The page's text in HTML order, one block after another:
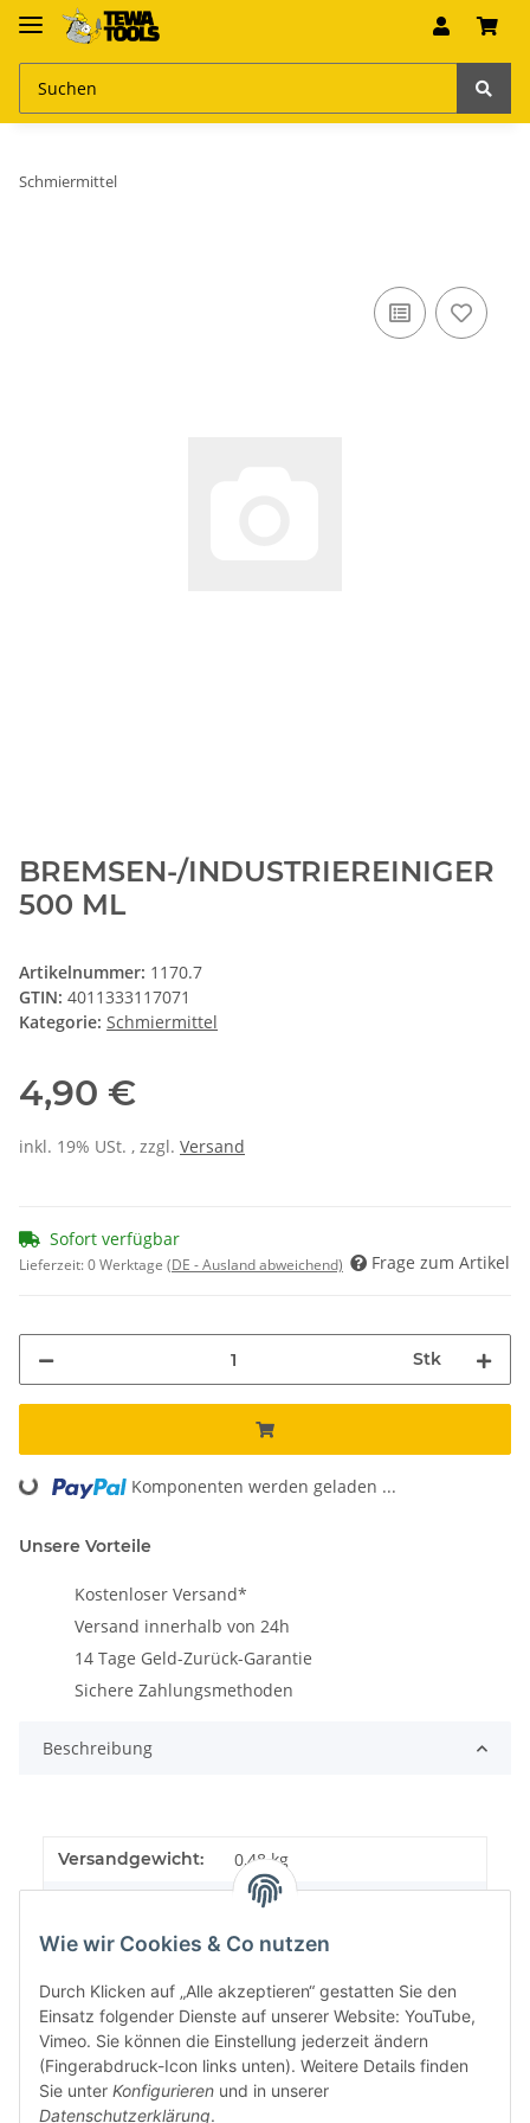
Schmiermittel
BREMSEN-/INDUSTRIEREINIGER
500 ML
Artikelnummer: 1170.7
GTIN: 4011333117071
Kategorie: Schmiermittel
4,90 €
inkl. 19% USt. , zzgl. Versand
Sofort verfügbar
Lieferzeit:0 Werktage (DE - Ausland abweichend) Frage zum Artikel
Stk
Loading... Komponenten werden geladen ...
Unsere Vorteile
Kostenloser Versand*
Versand innerhalb von 24h
14 Tage Geld-Zurück-Garantie
Sichere Zahlungsmethoden
Beschreibung
Versandgewicht: 0,48 kg
0,48 kg
Wie wir Cookies & Co nutzen
Durch Klicken auf „Alle akzeptieren“ gestatten Sie den
Einsatz folgender Dienste auf unserer Website: YouTube,
Vimeo. Sie können die Einstellung jederzeit ändern
(Fingerabdruck-Icon links unten). Weitere Details finden
Sie unter Konfigurieren und in unserer
Datenschutzerklärung.